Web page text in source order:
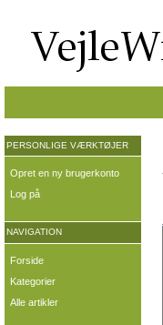
PERSONLIGE VÆRKTØJER
Opret en ny brugerkonto
Log på
NAVIGATION
Forside
Kategorier
Alle artikler